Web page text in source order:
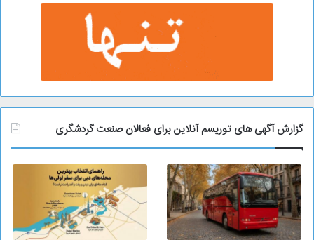
گزارش آگهی های توریسم آنلاین برای فعالان صنعت گردشگری